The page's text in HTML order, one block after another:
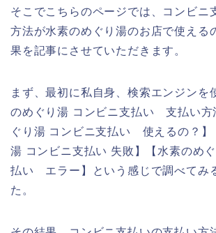
そこでこちらのページでは、コンビニ
方法が水素のめぐり湯のお店で使える
果を記事にさせていただきます。
まず、最初に私自身、検索エンジンを
のめぐり湯 コンビニ支払い 支払い方
ぐり湯 コンビニ支払い 使えるの？】
湯 コンビニ支払い 失敗】【水素のめ
払い エラー】という感じで調べてみ
た。